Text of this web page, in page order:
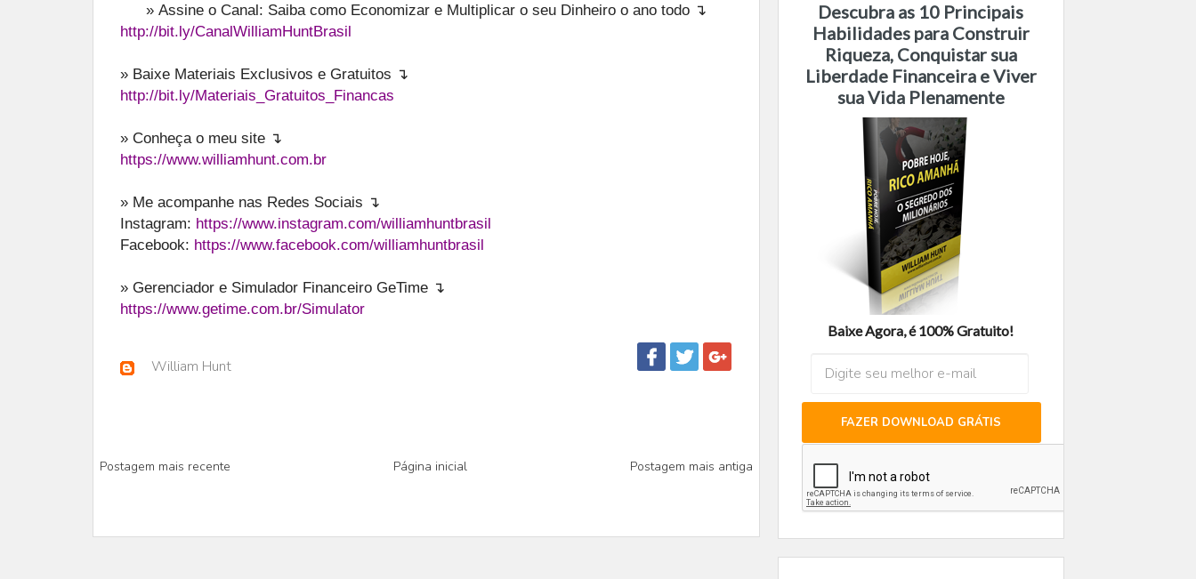
» Assine o Canal: Saiba como Economizar e Multiplicar o seu Dinheiro o ano todo ↴
http://bit.ly/CanalWilliamHuntBrasil
» Baixe Materiais Exclusivos e Gratuitos ↴
http://bit.ly/Materiais_Gratuitos_Financas
» Conheça o meu site ↴
https://www.williamhunt.com.br
» Me acompanhe nas Redes Sociais ↴
Instagram: https://www.instagram.com/williamhuntbrasil
Facebook: https://www.facebook.com/williamhuntbrasil
» Gerenciador e Simulador Financeiro GeTime ↴
https://www.getime.com.br/Simulator
William Hunt
Postagem mais recente Página inicial Postagem mais antiga
Descubra as 10 Principais
Habilidades para Construir
Riqueza, Conquistar sua
Liberdade Financeira e Viver
sua Vida Plenamente
Baixe Agora, é 100% Gratuito!
FAZER DOWNLOAD GRÁTIS